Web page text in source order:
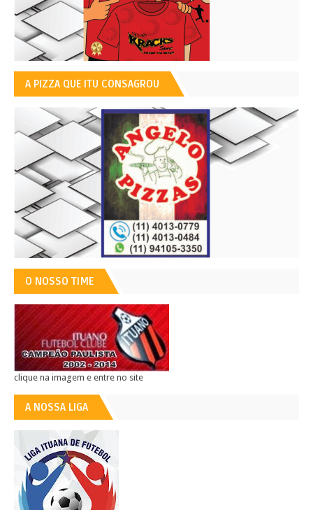
A PIZZA QUE ITU CONSAGROU
O NOSSO TIME
clique na imagem e entre no site
A NOSSA LIGA